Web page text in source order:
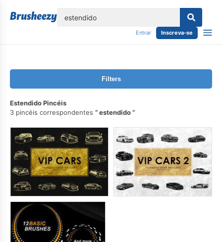
Entrar Inscreva-se
Filters
Estendido Pincéis
3 pincéis correspondentes
estendido